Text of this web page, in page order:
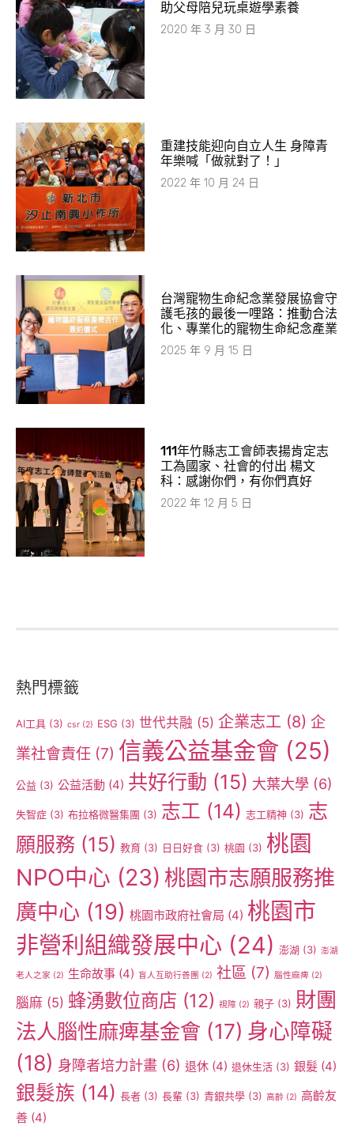
助父母陪兒玩桌遊學素養
2020 年 3 月 30 日
重建技能迎向自立人生 身障青
年樂喊「做就對了！」
2022 年 10 月 24 日
台灣寵物生命紀念業發展協會守
護毛孩的最後一哩路：推動合法
化、專業化的寵物生命紀念產業
2025 年 9 月 15 日
111年竹縣志工會師表揚肯定志
工為國家、社會的付出 楊文
科：感謝你們，有你們真好
2022 年 12 月 5 日
熱門標籤
AI工具 (3) csr (2) ESG (3) 世代共融 (5) 企業志工 (8) 企
業社會責任 (7) 信義公益基金會 (25)
公益 (3) 公益活動 (4) 共好行動 (15) 大葉大學 (6)
失智症 (3) 布拉格微醫集團 (3) 志工 (14) 志工精神 (3) 志
願服務 (15) 教育 (3) 日日好食 (3) 桃園 (3) 桃園
NPO中心 (23) 桃園市志願服務推
廣中心 (19) 桃園市政府社會局 (4) 桃園市
非營利組織發展中心 (24) 澎湖 (3) 澎湖
老人之家 (2) 生命故事 (4) 盲人互助行善團 (2) 社區 (7) 腦性麻痺 (2)
腦麻 (5) 蜂湧數位商店 (12) 視障 (2) 親子 (3) 財團
法人腦性麻痺基金會 (17) 身心障礙
(18) 身障者培力計畫 (6) 退休 (4) 退休生活 (3) 銀髮 (4)
銀髮族 (14) 長者 (3) 長輩 (3) 青銀共學 (3) 高齡 (2) 高齡友
善 (4)